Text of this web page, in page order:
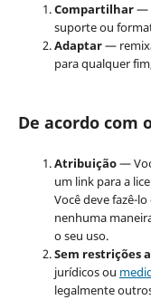
Compartilhar—
suporte ou
Adaptar—
para qualquer
De acordo com
Atribuição—
um link para a
Você deve fazê-
nenhuma
o seu uso.
Sem restrições
jurídicos ou
legalmente